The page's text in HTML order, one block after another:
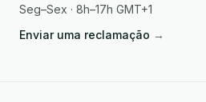
Seg–Sex · 8h–17h GMT+1
Enviar uma reclamação →